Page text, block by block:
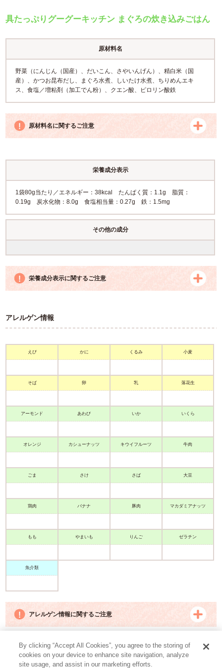
具たっぷりグーグーキッチン まぐろの炊き込みごはん
原材料名
野菜（にんじん（国産）、だいこん、さやいんげん）、精白米（国
産）、かつお昆布だし、まぐろ水煮、しいたけ水煮、ちりめんエキ
ス、食塩／増粘剤（加工でん粉）、クエン酸、ピロリン酸鉄
原材料名に関するご注意
栄養成分表示
1袋80g当たり／エネルギー：38kcal たんぱく質：1.1g 脂質：
0.19g 炭水化物：8.0g 食塩相当量：0.27g 鉄：1.5mg
その他の成分
栄養成分表示に関するご注意
アレルゲン情報
えび かに くるみ 小麦
そば 卵 乳 落花生
アーモンド あわび いか いくら
オレンジ カシューナッツ キウイフルーツ 牛肉
ごま さけ さば 大豆
鶏肉 バナナ 豚肉 マカダミアナッツ
もも まいも りんご ゼラチン
魚介類
アレルゲン情報に関するご注意
グーグーキッチン
By clicking “Accept All Cookies”, you agree to the storing of
cookies on your device to enhance site navigation, analyze
site usage, and assist in our marketing efforts.